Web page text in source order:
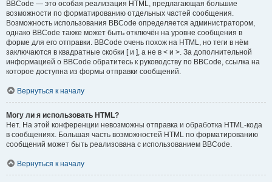
BBCode — это особая реализация HTML, предлагающая большие
возможности по форматированию отдельных частей сообщения.
Возможность использования BBCode определяется администратором,
однако BBCode также может быть отключён на уровне сообщения в
форме для его отправки. BBCode очень похож на HTML, но теги в нём
заключаются в квадратные скобки [ и ], а не в < и >. За дополнительной
информацией о BBCode обратитесь к руководству по BBCode, ссылка на
которое доступна из формы отправки сообщений.
Вернуться к началу
Могу ли я использовать HTML?
Нет. На этой конференции невозможны отправка и обработка HTML-кода
в сообщениях. Большая часть возможностей HTML по форматированию
сообщений может быть реализована с использованием BBCode.
Вернуться к началу